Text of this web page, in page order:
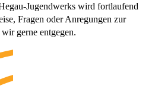
Jugendwerks wird fortlaufend
Fragen oder Anregungen zur
gerne entgegen.